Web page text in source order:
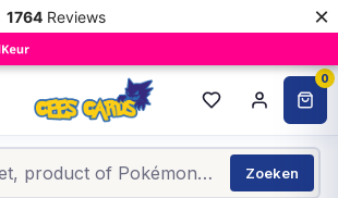
1764 Reviews ×
0
Zoeken